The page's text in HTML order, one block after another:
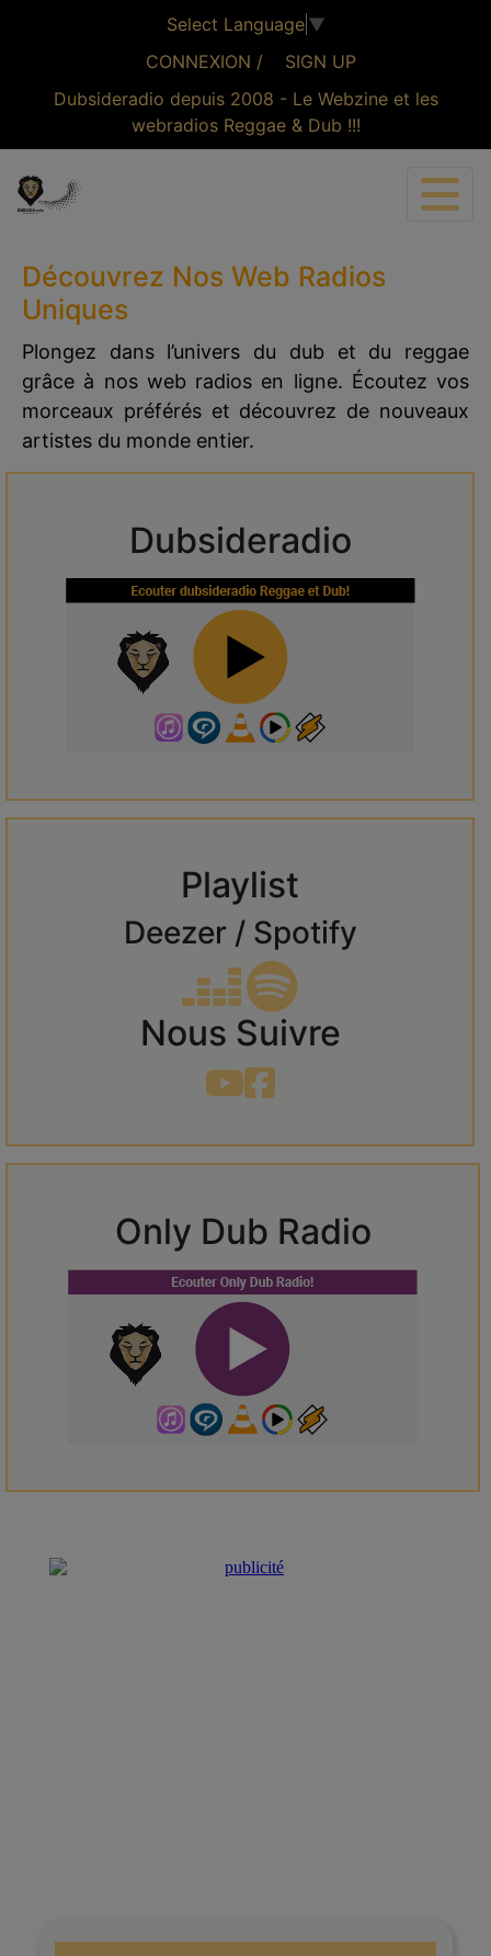
Select Language ▼
Dubsideradio depuis 2008 - Le Webzine et les
webradios Reggae & Dub !!!
CONNEXION / SIGN UP
Découvrez Nos Web Radios
Uniques
Plongez dans l’univers du dub et du reggae
grâce à nos web radios en ligne. Écoutez vos
morceaux préférés et découvrez de nouveaux
artistes du monde entier.
Dubsideradio
Playlist
Deezer / Spotify
Nous Suivre
Only Dub Radio